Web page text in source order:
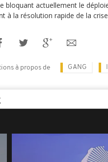
bloquant actuellement le
à la résolution rapide de la
à propos de GANG